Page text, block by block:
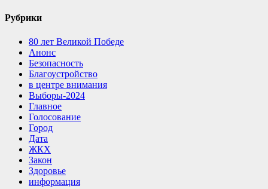
Рубрики
80 лет Великой Победе
Анонс
Безопасность
Благоустройство
в центре внимания
Выборы-2024
Главное
Голосование
Город
Дата
ЖКХ
Закон
Здоровье
информация